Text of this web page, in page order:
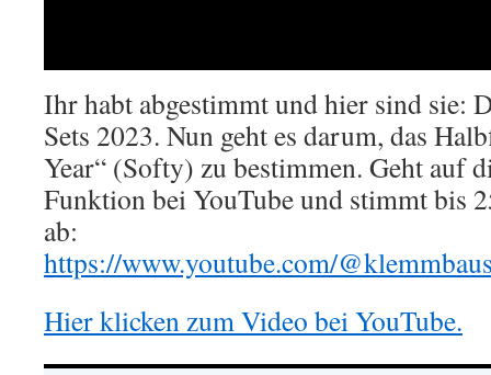
Ihr habt abgestimmt und hier sind sie:
Sets 2023. Nun geht es darum, das
Year“ (Softy) zu bestimmen. Geht auf
Funktion bei YouTube und stimmt bis
ab:
https://www.youtube.com/
Hier klicken zum Video bei YouTube.